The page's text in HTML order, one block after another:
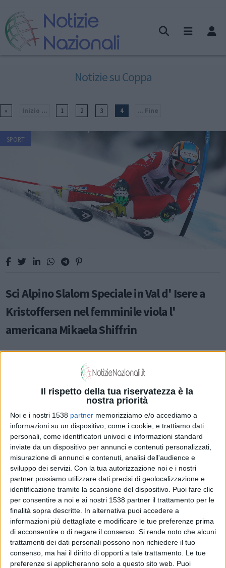
Il rispetto della tua riservatezza è la
nostra priorità
Noi e i nostri 1538 partner memorizziamo e/o accediamo a
informazioni su un dispositivo, come i cookie, e trattiamo dati
personali, come identificatori univoci e informazioni standard
inviate da un dispositivo per annunci e contenuti personalizzati,
misurazione di annunci e contenuti, analisi dell'audience e
sviluppo dei servizi. Con la tua autorizzazione noi e i nostri
partner possiamo utilizzare dati precisi di geolocalizzazione e
identificazione tramite la scansione del dispositivo. Puoi fare clic
per consentire a noi e ai nostri 1538 partner il trattamento per le
finalità sopra descritte. In alternativa puoi accedere a
informazioni più dettagliate e modificare le tue preferenze prima
di acconsentire o di negare il consenso. Si rende noto che alcuni
trattamenti dei dati personali possono non richiedere il tuo
consenso, ma hai il diritto di opporti a tale trattamento. Le tue
preferenze si applicheranno solo a questo sito web. Puoi
Notizie su Coppa
« Inizio ... 1 2 3 4 ... Fine
SPORT
Sci Alpino Slalom Speciale in Val d' Isere a
Kristoffersen nel femminile viola l'
americana Mikaela Shiffrin
Il Panorama sportivo di Lunedì 6 Dicembre